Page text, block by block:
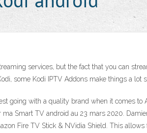
services, but the fact that you can
some Kodi IPTV Addons make things a lot
going with a quality brand when it comes to
ma Smart TV android au 23 mars 2020.
Fire TV Stick & NVidia Shield. This